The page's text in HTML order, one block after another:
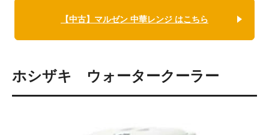
【中古】マルゼン 中華レンジ はこちら
ホシザキ ウォータークーラー